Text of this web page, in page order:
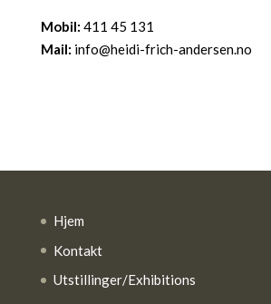
Mobil: 411 45 131
Mail: info@heidi-frich-andersen.no
Hjem
Kontakt
Utstillinger/Exhibitions